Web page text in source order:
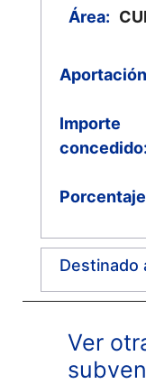
Área:
Importe
concedido:
Destinado
Ver